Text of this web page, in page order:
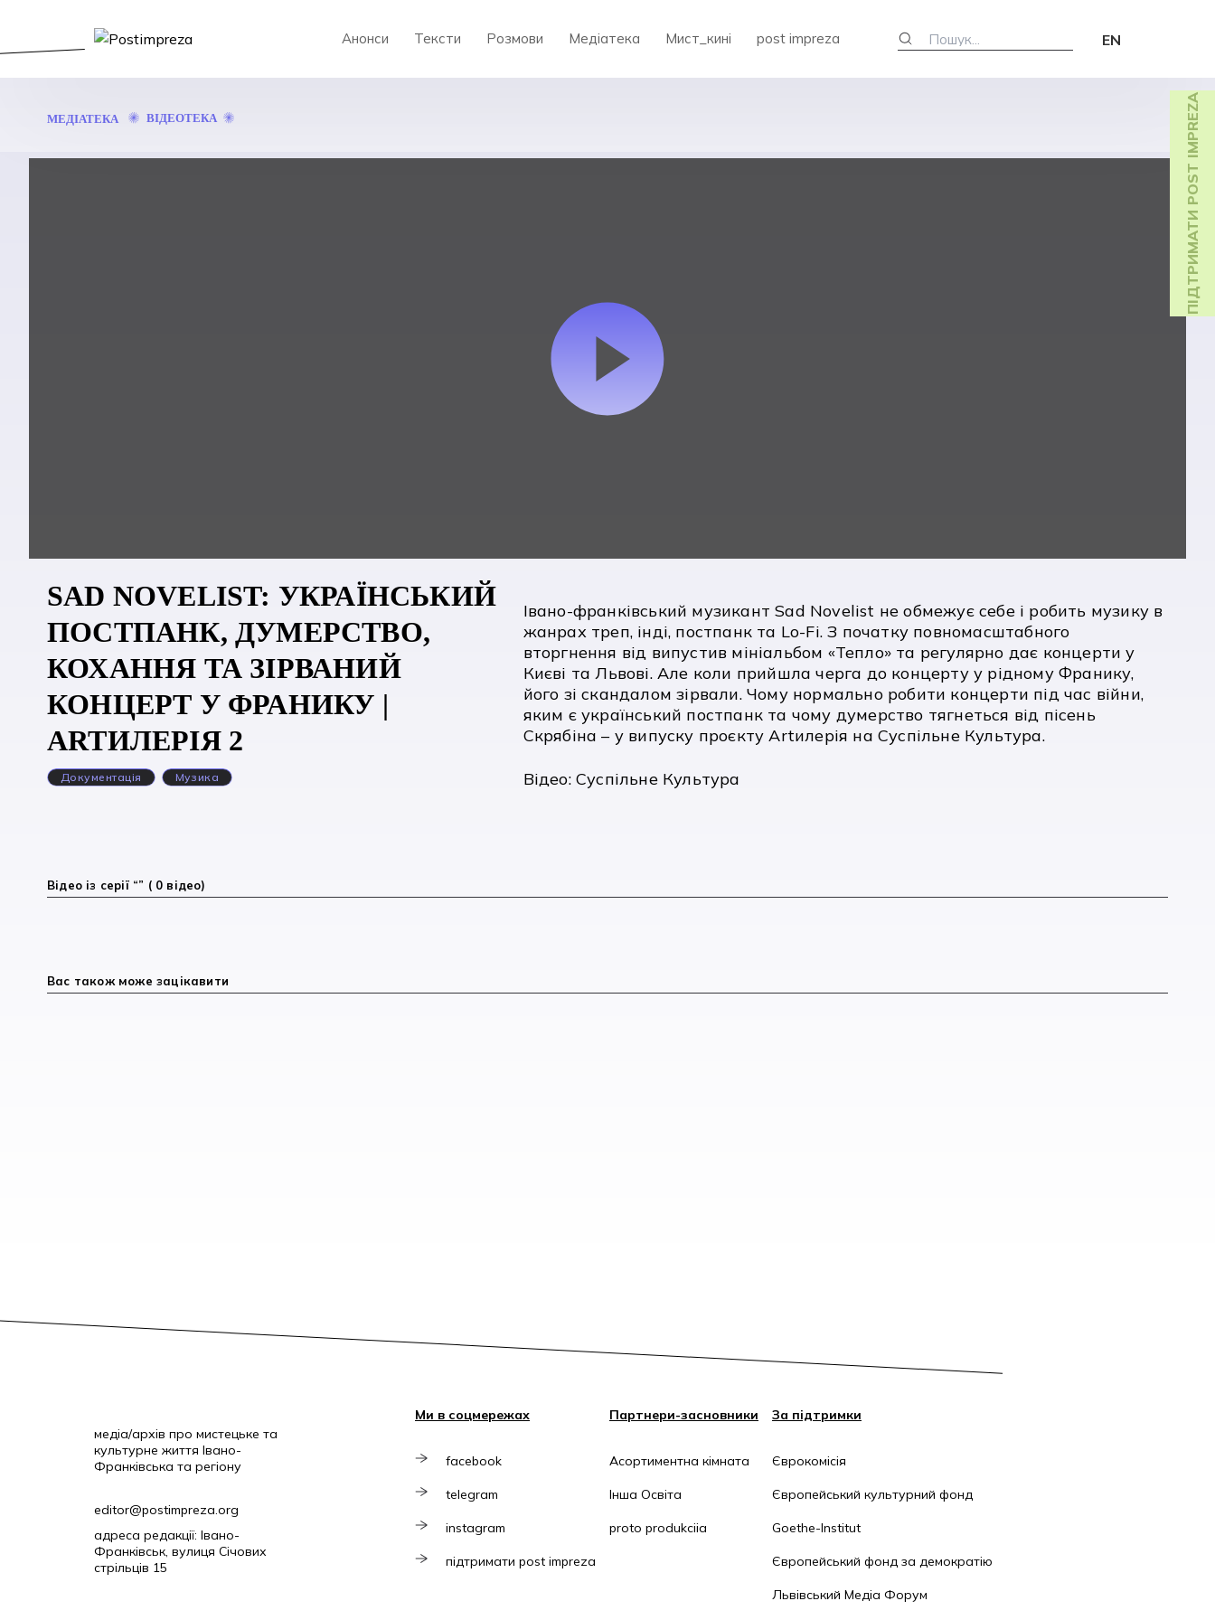
Анонси Тексти Розмови Медіатека Мист_кині post impreza EN
ПІДТРИМАТИ POST IMPREZA
МЕДІАТЕКА ВІДЕОТЕКА
SAD NOVELIST: УКРАЇНСЬКИЙ
ПОСТПАНК, ДУМЕРСТВО,
КОХАННЯ ТА ЗІРВАНИЙ
КОНЦЕРТ У ФРАНИКУ |
ARTИЛЕРІЯ 2
Документація Музика
Івано-франківський музикант Sad Novelist не обмежує себе і робить музику в
жанрах треп, інді, постпанк та Lo-Fi. З початку повномасштабного
вторгнення від випустив мініальбом «Тепло» та регулярно дає концерти у
Києві та Львові. Але коли прийшла черга до концерту у рідному Франику,
його зі скандалом зірвали. Чому нормально робити концерти під час війни,
яким є український постпанк та чому думерство тягнеться від пісень
Скрябіна – у випуску проєкту Artилерія на Суспільне Культура.
Відео: Суспільне Культура
Відео із серії “” ( 0 відео)
Вас також може зацікавити
медіа/архів про мистецьке та
культурне життя Івано-
Франківська та регіону
editor@postimpreza.org
адреса редакції: Івано-
Франківськ, вулиця Січових
стрільців 15
Ми в соцмережах
facebook
telegram
instagram
підтримати post impreza
Партнери-засновники
Асортиментна кімната
Інша Освіта
proto produkciia
За підтримки
Єврокомісія
Європейський культурний фонд
Goethe-Institut
Європейський фонд за демократію
Львівський Медіа Форум